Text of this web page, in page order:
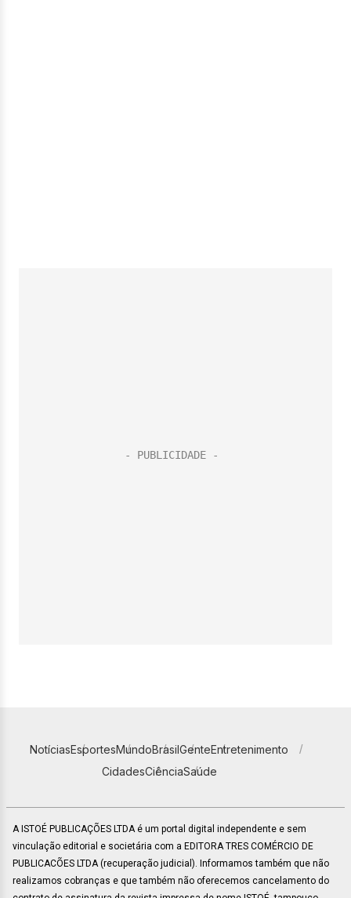
NotíciasEsportesMundoBrasilGenteEntretenimento
CidadesCiênciaSaúde
A ISTOÉ PUBLICAÇÕES LTDA é um portal digital independente e sem
vinculação editorial e societária com a EDITORA TRES COMÉRCIO DE
PUBLICACÕES LTDA (recuperação judicial). Informamos também que não
realizamos cobranças e que também não oferecemos cancelamento do